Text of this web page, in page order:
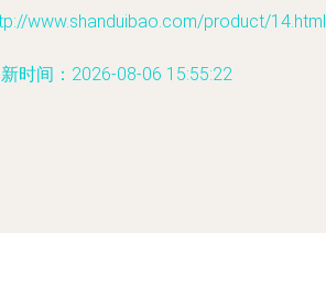
www.shanduibao.com/product/14.html
时间：2026-08-06 15:55:22